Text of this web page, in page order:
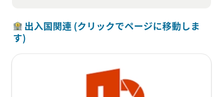
出入国関連 (クリックでページに移動しま
す)